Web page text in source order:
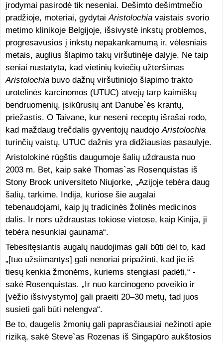
įrodymai pasirodė tik neseniai. Dešimto dešimtmečio
pradžioje, moteriai, gydytaiAristolochiavaistais svorio
metimo klinikoje Belgijoje, išsivystė inkstų problemos,
progresavusios į inkstų nepakankamumą ir, vėlesniais
metais, auglius šlapimo takų viršutinėje dalyje. Ne taip
seniai nustatyta, kad vietinių kviečių užteršimas
Aristolochiabuvo dažnų viršutiniojo šlapimo trakto
urotelinės karcinomos (UTUC) atvejų tarp kaimiškų
bendruomenių, įsikūrusių ant Danube`ės krantų,
priežastis. O Taivane, kur neseni receptų išrašai rodo,
kad maždaug trečdalis gyventojų naudojoAristolochia
turinčių vaistų, UTUC dažnis yra didžiausias pasaulyje.
Aristolokinė rūgštis daugumoje šalių uždrausta nuo
2003 m. Bet, kaip sakė Thomas`as Rosenquistas iš
Stony Brook universiteto Niujorke, „Azijoje tebėra daug
šalių, tarkime, Indija, kuriose šie augalai
tebenaudojami, kaip jų tradicinės žolinės medicinos
dalis. Ir nors uždraustas tokiose vietose, kaip Kinija, ji
tebėra nesunkiai gaunama“.
Tebesitęsiantis augalų naudojimas gali būti dėl to, kad
„[tuo užsiimantys] gali nenoriai pripažinti, kad jie iš
tiesų kenkia žmonėms, kuriems stengiasi padėti,“ -
sakė Rosenquistas. „Ir nuo karcinogeno poveikio ir
[vėžio išsivystymo] gali praeiti 20–30 metų, tad juos
susieti gali būti nelengva“.
Be to, daugelis žmonių gali paprasčiausiai nežinoti apie
riziką, sakė Steve`as Rozenas iš Singapūro aukštosios